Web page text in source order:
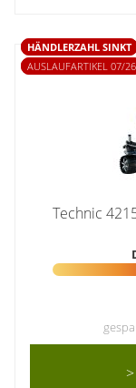
HÄNDLERZAHL SINKT
AUSLAUFARTIKEL 07/26
Technic